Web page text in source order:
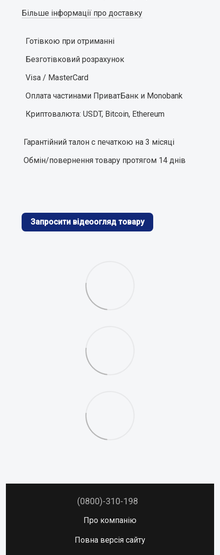
Більше інформації про доставку
Готівкою при отриманні
Безготівковий розрахунок
Visa / MasterCard
Оплата частинами ПриватБанк и Monobank
Криптовалюта: USDT, Bitcoin, Ethereum
Гарантiйний талон с печаткою на 3 мiсяцi
Обмiн/повернення товару протягом 14 днiв
Запросити відеоогляд товару
(0800)-310-198
Про компанію
Повна версія сайту